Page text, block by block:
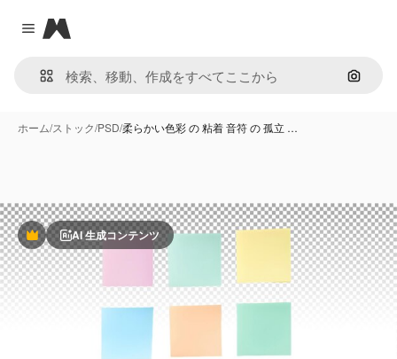
Close menu
Magnific
画像で
ホーム/ストック/PSD/柔らかい色彩 の 粘着 音符 の 孤立 …
PremiumAI 生成コンテンツ